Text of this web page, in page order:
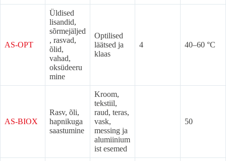
AS-OPT
Üldised
lisandid,
sõrmejäljed
, rasvad,
õlid,
vahad,
oksüdeeru
mine
Optilised
läätsed ja
klaas
4 40–60 °C
AS-BIOX
Rasv, õli,
hapnikuga
saastumine
Kroom,
tekstiil,
raud, teras,
vask,
messing ja
alumiinium
ist esemed
50